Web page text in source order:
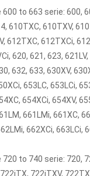
to 663 serie: 600,
610TXC, 610TXV,
612TXC, 612TXCi,
620, 621, 623, 621LV,
632, 633, 630XV,
653LC, 653LCi,
654XCi, 654XV,
661LMi, 661XC,
662XCi, 663LCi,
to 740 serie: 720,
722iTXV,